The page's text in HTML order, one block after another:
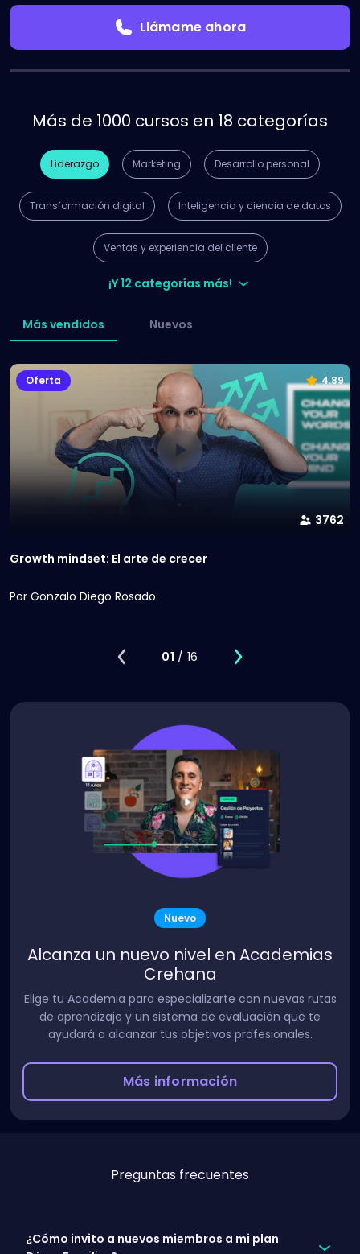
Llámame ahora
Más de 1000 cursos en 18 categorías
Liderazgo Marketing Desarrollo personal
Transformación digital Inteligencia y ciencia de datos
Ventas y experiencia del cliente
¡Y 12 categorías más!
Más vendidos Nuevos
Oferta 4.89
3762
Growth mindset: El arte de crecer
Por Gonzalo Diego Rosado
01 / 16
Nuevo
Alcanza un nuevo nivel en Academias
Crehana
Elige tu Academia para especializarte con nuevas rutas
de aprendizaje y un sistema de evaluación que te
ayudará a alcanzar tus objetivos profesionales.
Más información
Preguntas frecuentes
¿Cómo invito a nuevos miembros a mi plan